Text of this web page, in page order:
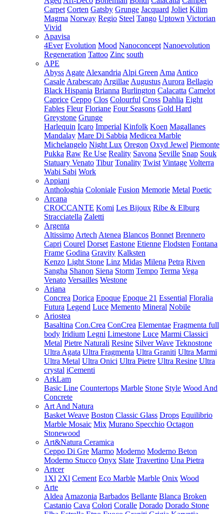
Carpet Corten Gatsby Grunge Jacquard Joliet Kilim
Magma Norway Regio Steel Tango Uptown Victorian
Vivid
Apavisa
4Ever Evolution Mood Nanoconcept Nanoevolution
Regeneration Tattoo Zinc south
APE
Abyss Agate Alexandria Alpi Green Ama Antico
Casale Arabescato Argillae Augustus Aurora Bellagio
Black Hispania Brianna Burlington Calacatta Camelot
Caprice Ceppo Clos Colourful Cross Dahlia Eight
Fables Fleur Floriane Four Seasons Gold Hard
Greystone Grunge
Harlequin Icaro Imperial Kinfolk Koen Magallanes
Mandalay Mare Di Sabbia Medicea Marble
Michelangelo Night Lux Oregon Oxyd Jewel Piemonte
Pukka Raw Re Use Reality Savona Seville Snap Souk
Statuary Venato Tibur Tonality Twist Vintage Volterra
Wabi Sabi Work
Appiani
Anthologhia Coloniale Fusion Memorie Metal Poetic
Arcana
CROCCANTE Komi Les Bijoux Ribe & Elburg
Stracciatella Zaletti
Argenta
Altissimo Artech Atenea Blancos Bonnet Brennero
Capri Courel Dorset Eastone Etienne Flodsten Fontana
Frame Godina Gravity Kalksten
Kenzo Light Stone Linz Midas Milena Petra Riven
Sangha Shanon Siena Storm Tempo Terma Vega
Venato Versailles Westone
Ariana
Concrea Dorica Epoque Epoque 21 Essential Floralia
Futura Legend Luce Memento Mineral Nobile
Ariostea
Basaltina Con.Crea ConCrea Elementae Fragmenta full
body Iridium Legni Limestone Luce Marmi Classici
Metal Pietre Naturali Resine Silver Wave Teknostone
Ultra Agata Ultra Fragmenta Ultra Graniti Ultra Marmi
Ultra Metal Ultra Onici Ultra Pietre Ultra Resine Ultra
crystal iCementi
ArkLam
Basic Line Countertops Marble Stone Style Wood And
Concrete
Art And Natura
Basket Weave Boston Classic Glass Drops Equilibrio
Marble Mosaic Mix Murano Specchio Octagon
Stonewood
Art&Natura Ceramica
Ceppo Di Gre Marmo Moderno Moderno Beton
Moderno Stucco Onyx Slate Travertino Una Pietra
Artcer
1Xl 2Xl Cement Eco Marble Marble Onix Wood
Arte
Aldea Amazonia Barbados Bellante Blanca Broken
Castanio Cava Colori Coralle Dorado Dorado Stone